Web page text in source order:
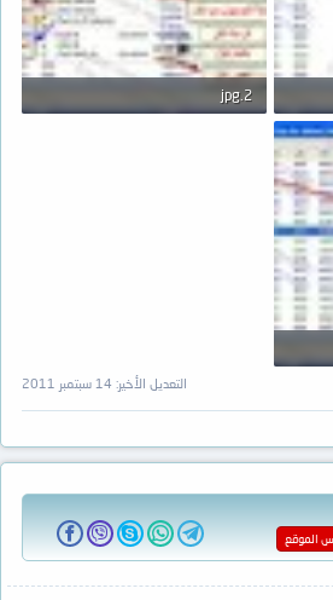
2.jpg
التعديل الأخير: 14 سبتمبر 2011
الموقع